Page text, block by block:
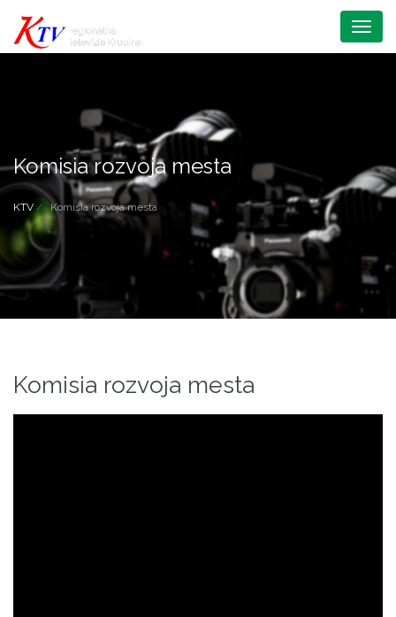
Menu
Komisia rozvoja mesta
KTV Komisia rozvoja mesta
Komisia rozvoja mesta